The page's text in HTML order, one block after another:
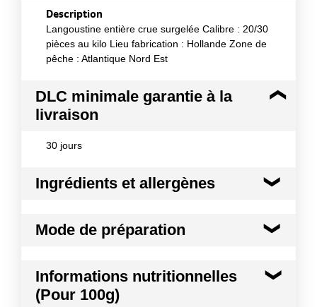
Description
Langoustine entière crue surgelée Calibre : 20/30
pièces au kilo Lieu fabrication : Hollande Zone de
pêche : Atlantique Nord Est
DLC minimale garantie à la
livraison
30 jours
Ingrédients et allergènes
langoustines, antioxydant: disulfite de sodium
Anhydride sulfureux et sulfites
Crustacé et produits à base de crustacés
Conformément aux informations transmises
Mode de préparation
fruits de mer
Mode de préparation :
Informations nutritionnelles
(Pour 100g)